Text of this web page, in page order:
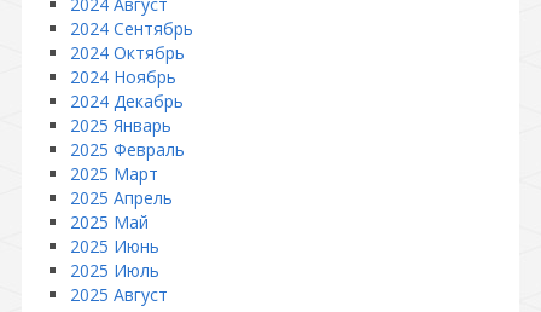
2024 Сентябрь
2024 Октябрь
2024 Ноябрь
2024 Декабрь
2025 Январь
2025 Февраль
2025 Март
2025 Апрель
2025 Май
2025 Июнь
2025 Июль
2025 Август